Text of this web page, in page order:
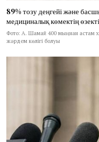
89% тозу деңгейі және
медициналық көмектің
Фото: А. Шамай 400 мыңнан астам
жәрдем көлігі болуы